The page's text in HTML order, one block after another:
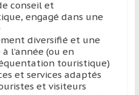
conseil et
engagé dans une
diversifié et une
l’année (ou en
touristique)
et services adaptés
et visiteurs